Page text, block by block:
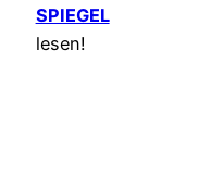
SPIEGEL
lesen!